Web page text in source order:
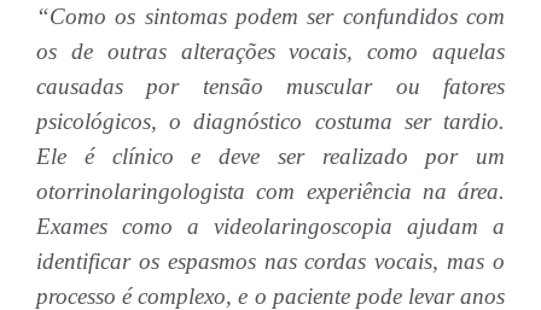
“Como os sintomas podem ser confundidos com
os de outras alterações vocais, como aquelas
causadas por tensão muscular ou fatores
psicológicos, o diagnóstico costuma ser tardio.
Ele é clínico e deve ser realizado por um
otorrinolaringologista com experiência na área.
Exames como a videolaringoscopia ajudam a
identificar os espasmos nas cordas vocais, mas o
processo é complexo, e o paciente pode levar anos